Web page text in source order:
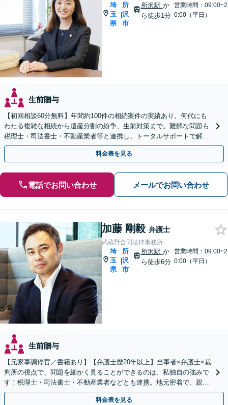
埼
玉
県
|
所
沢
市
所沢駅 か
ら徒歩1分
営業時間：09:00~2
0:00（平日）
生前贈与
【初回相談60分無料】年間約100件の相続案件の実績あり。何代にも
わたる複雑な相続から遺産分割の紛争、生前対策まで。難解な問題も
税理士・司法書士・不動産業者等と連携し、トータルサポートで解決
へ。まずはお気軽にご相談ください【所沢駅徒歩1分】
料金表を見る
電話でお問い合わせ メールでお問い合わせ
加藤 剛毅 弁護士
武蔵野合同法律事務所
埼
玉
県
|
所
沢
市
所沢駅 か
ら徒歩6分
営業時間：09:00~2
0:00（平日）
生前贈与
【元家事調停官／書籍あり】【弁護士歴20年以上】当事者×弁護士×裁
判所の視点で、問題を細かく見ることができるのは、私独自の強みで
す！税理士・司法書士・不動産業者などとも連携。地元密着で、親切
＆丁寧にお悩みに寄り添います【所沢駅6分】
料金表を見る